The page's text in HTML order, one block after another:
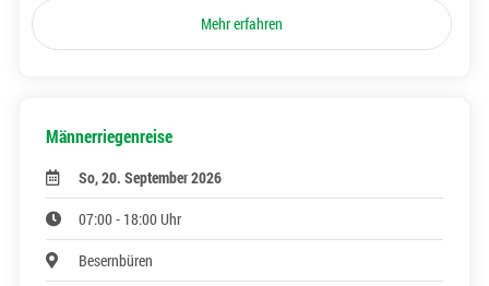
Mehr erfahren
Männerriegenreise
So, 20. September 2026
07:00 - 18:00 Uhr
Besernbüren